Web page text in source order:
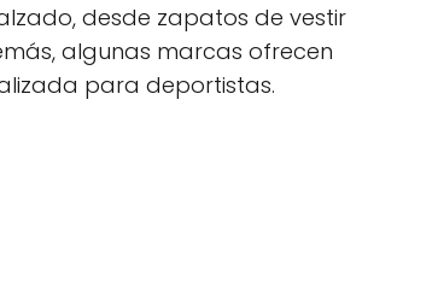
desde zapatos de vestir
algunas marcas ofrecen
para deportistas.